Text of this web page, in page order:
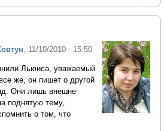
, 11/10/2010 - 15:50
Льюиса, уважаемый
же, он пишет о другой
Они лишь внешне
поднятую тему,
о том, что